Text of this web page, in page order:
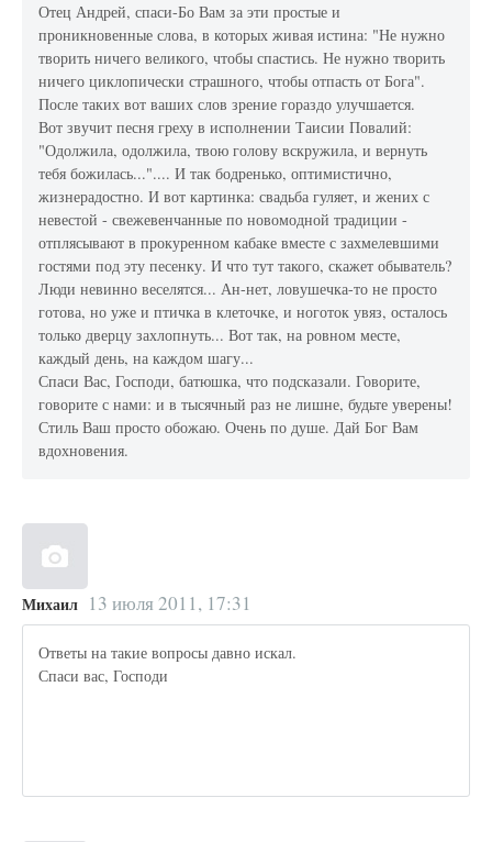
Отец Андрей, спаси-Бо Вам за эти простые и
проникновенные слова, в которых живая истина: "Не нужно
творить ничего великого, чтобы спастись. Не нужно творить
ничего циклопически страшного, чтобы отпасть от Бога".
После таких вот ваших слов зрение гораздо улучшается.
Вот звучит песня греху в исполнении Таисии Повалий:
"Одолжила, одолжила, твою голову вскружила, и вернуть
тебя божилась...".... И так бодренько, оптимистично,
жизнерадостно. И вот картинка: свадьба гуляет, и жених с
невестой - свежевенчанные по новомодной традиции -
отплясывают в прокуренном кабаке вместе с захмелевшими
гостями под эту песенку. И что тут такого, скажет обыватель?
Люди невинно веселятся... Ан-нет, ловушечка-то не просто
готова, но уже и птичка в клеточке, и ноготок увяз, осталось
только дверцу захлопнуть... Вот так, на ровном месте,
каждый день, на каждом шагу...
Спаси Вас, Господи, батюшка, что подсказали. Говорите,
говорите с нами: и в тысячный раз не лишне, будьте уверены!
Стиль Ваш просто обожаю. Очень по душе. Дай Бог Вам
вдохновения.
Михаил 13 июля 2011, 17:31
Ответы на такие вопросы давно искал.
Спаси вас, Господи